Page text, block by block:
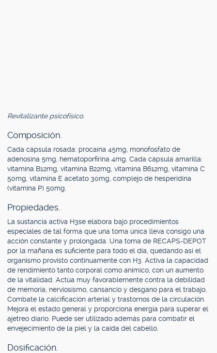
Revitalizante psicofísico.
Composición.
Cada cápsula rosada: procaína 45mg, monofosfato de
adenosina 5mg, hematoporfirina 4mg. Cada cápsula amarilla:
vitamina B12mg, vitamina B22mg, vitamina B612mg, vitamina C
50mg, vitamina E acetato 30mg, complejo de hesperidina
(vitamina P) 50mg.
Propiedades.
La sustancia activa H3se elabora bajo procedimientos
especiales de tal forma que una toma única lleva consigo una
acción constante y prolongada. Una toma de RECAPS-DEPOT
por la mañana es suficiente para todo el día, quedando así el
organismo provisto continuamente con H3. Activa la capacidad
de rendimiento tanto corporal como anímico, con un aumento
de la vitalidad. Actúa muy favorablemente contra la debilidad
de memoria, nerviosismo, cansancio y desgano para el trabajo.
Combate la calcificación arterial y trastornos de la circulación.
Mejora el estado general y proporciona energía para superar el
ajetreo diario. Puede ser utilizado además para combatir el
envejecimiento de la piel y la caída del cabello.
Dosificación.